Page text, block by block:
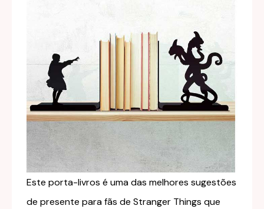
Este porta-livros é uma das melhores sugestões
de presente para fãs de Stranger Things que